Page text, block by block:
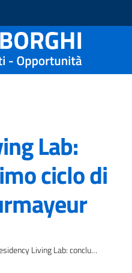
Lab:
ciclo di
Living Lab: concluso il primo ciclo di incontri a Courmayeur